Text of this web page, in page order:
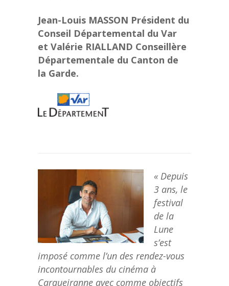
Jean-Louis MASSON Président du
Conseil Départemental du Var
et Valérie RIALLAND Conseillère
Départementale du Canton de
la Garde.
« Depuis
3 ans, le
festival
de la
Lune
s’est
imposé comme l’un des rendez-vous
incontournables du cinéma à
Carqueiranne avec comme objectifs